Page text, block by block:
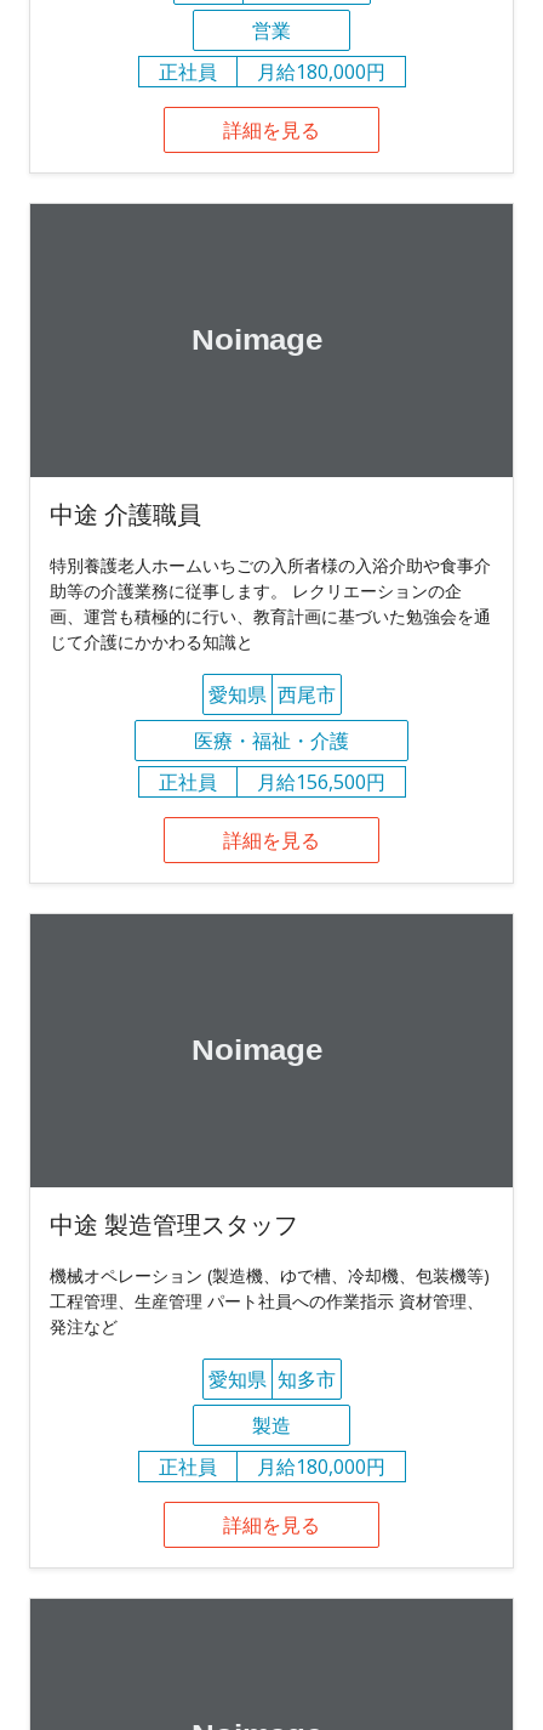
営業
正社員
月給180,000円
詳細を見る
中途 介護職員
特別養護老人ホームいちごの入所者様の入浴介助や食事介
助等の介護業務に従事します。 レクリエーションの企
画、運営も積極的に行い、教育計画に基づいた勉強会を通
じて介護にかかわる知識と
愛知県 西尾市
医療・福祉・介護
正社員
月給156,500円
詳細を見る
中途 製造管理スタッフ
機械オペレーション (製造機、ゆで槽、冷却機、包装機等)
工程管理、生産管理 パート社員への作業指示 資材管理、
発注など
愛知県 知多市
製造
正社員
月給180,000円
詳細を見る